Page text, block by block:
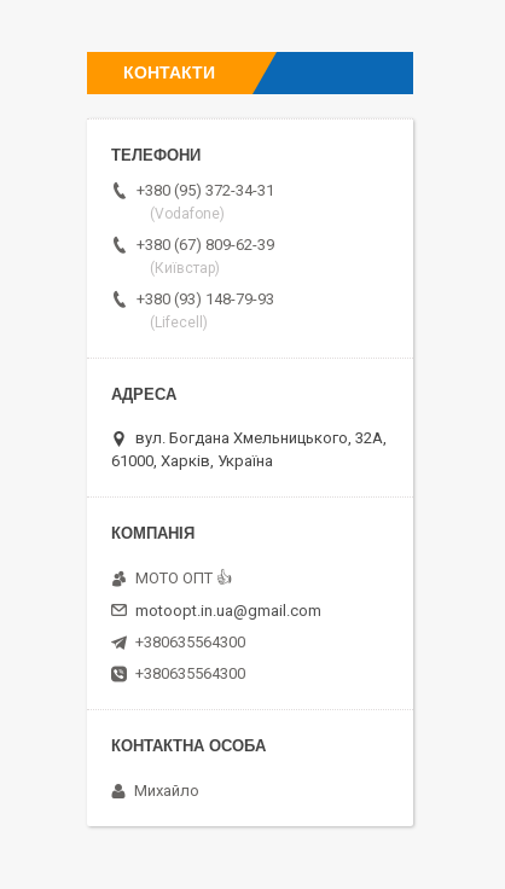
КОНТАКТИ
+380 (95) 372-34-31
(Vodafone)
+380 (67) 809-62-39
(Київстар)
+380 (93) 148-79-93
(Lifecell)
вул. Богдана Хмельницького, 32А,
61000, Харків, Україна
MOTO OПT 👍
motoopt.in.ua@gmail.com
+380635564300
+380635564300
Михайло